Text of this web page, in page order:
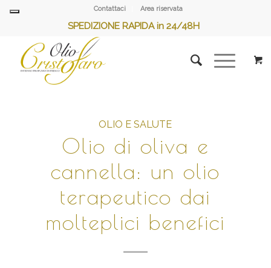
Contattaci Area riservata
SPEDIZIONE RAPIDA in 24/48H
OLIO E SALUTE
Olio di oliva e
cannella: un olio
terapeutico dai
molteplici benefici